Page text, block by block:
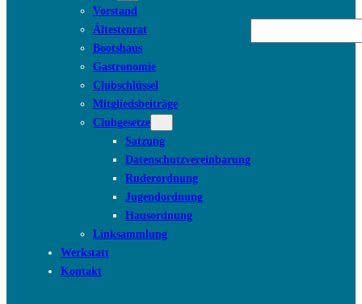
Vorstand
Ältestenrat
Bootshaus
Gastronomie
Clubschlüssel
Mitgliedsbeiträge
Clubgesetze
Satzung
Datenschutzvereinbarung
Ruderordnung
Jugendordnung
Hausordnung
Linksammlung
Werkstatt
Kontakt